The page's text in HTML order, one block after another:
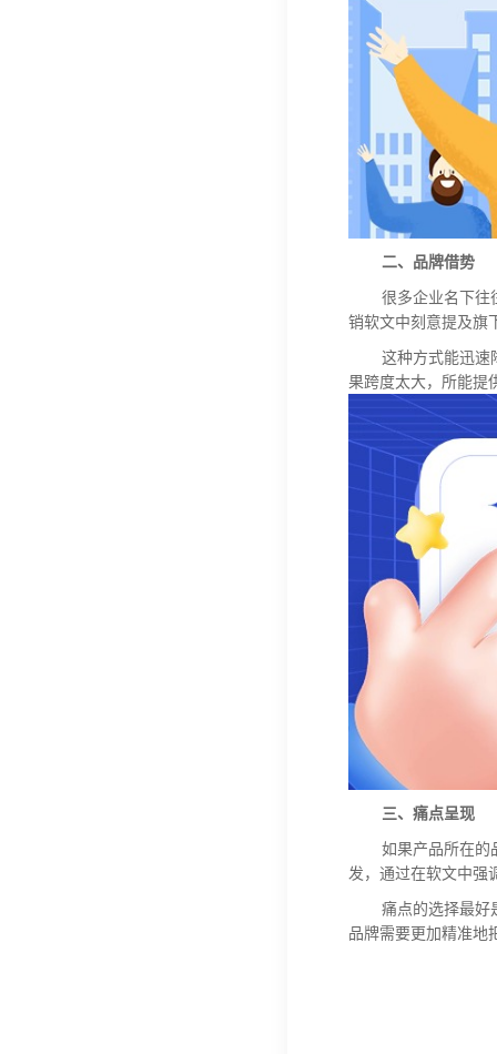
二、品牌借势
很多企业名下往
销软文中刻意提及旗
这种方式能迅速
果跨度太大，所能提
三、痛点呈现
如果产品所在的
发，通过在软文中强
痛点的选择最好
品牌需要更加精准地